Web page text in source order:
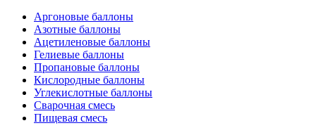
Аргоновые баллоны
Азотные баллоны
Ацетиленовые баллоны
Гелиевые баллоны
Пропановые баллоны
Кислородные баллоны
Углекислотные баллоны
Сварочная смесь
Пищевая смесь